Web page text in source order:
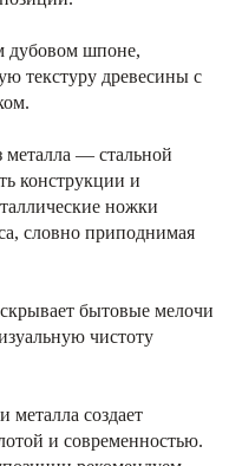
дубовом шпоне,
текстуру древесины с
металла — стальной
конструкции и
ножки
словно приподнимая
бытовые мелочи
чистоту
металла создает
и современностью.